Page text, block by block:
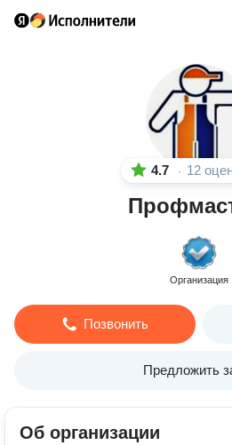
4.7 · 12
Организация
Позвонить
Предложить
Об организации